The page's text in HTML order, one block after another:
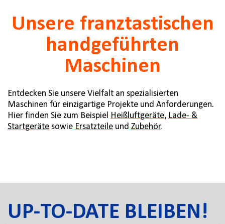
Unsere franztastischen
handgeführten
Maschinen
Entdecken Sie unsere Vielfalt an spezialisierten
Maschinen für einzigartige Projekte und Anforderungen.
Hier finden Sie zum Beispiel Heißluftgeräte, Lade- &
Startgeräte sowie Ersatzteile und Zubehör.
UP-TO-DATE BLEIBEN!